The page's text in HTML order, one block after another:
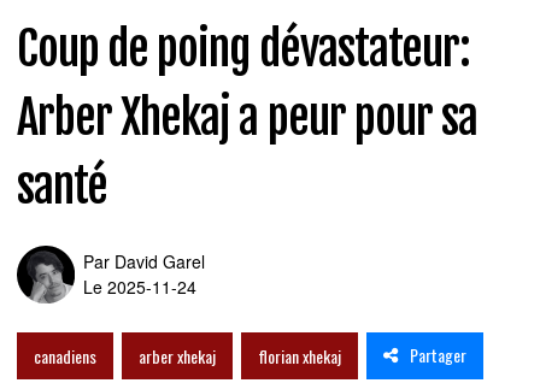
Coup de poing dévastateur:
Arber Xhekaj a peur pour sa
santé
Par David Garel
Le 2025-11-24
canadiens arber xhekaj florian xhekaj Partager